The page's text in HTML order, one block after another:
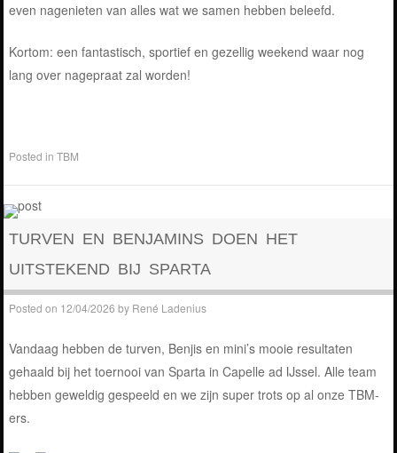
even nagenieten van alles wat we samen hebben beleefd.
Kortom: een fantastisch, sportief en gezellig weekend waar nog
lang over nagepraat zal worden!
Posted inTBM
TURVEN EN BENJAMINS DOEN HET
UITSTEKEND BIJ SPARTA
Posted on 12/04/2026 by René Ladenius
Vandaag hebben de turven, Benjis en mini’s mooie resultaten
gehaald bij het toernooi van Sparta in Capelle ad IJssel. Alle team
hebben geweldig gespeeld en we zijn super trots op al onze TBM-
ers.